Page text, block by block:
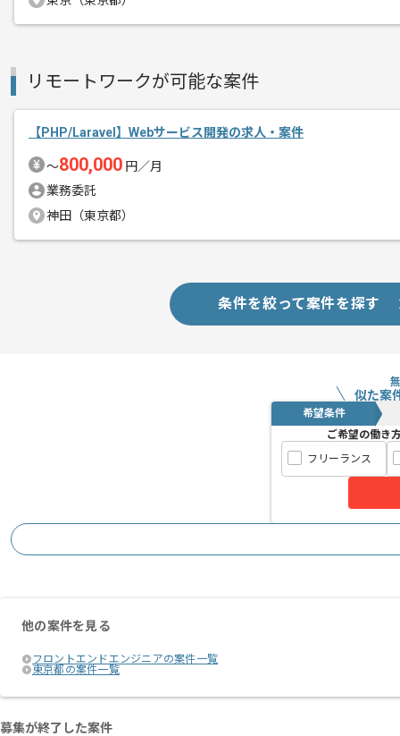
その他募集要項
募集人数
エージェントからのコ
リモートワークが可能な案件
【PHP/Laravel】Webサービス開発の求人・案件
〜800,000 円／月
業務委託
神田（東京都）
条件を絞って案件を探す
似た案
希望条件
ご希望の働き
フリーランス
他の案件を見る
フロントエンドエンジニアの案件一覧
東京都の案件一覧
募集が終了した案件